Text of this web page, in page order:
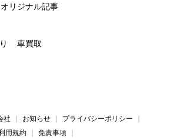
オリジナル記事
車買取
社 お知らせ
プライバシーポリシー
用規約
免責事項